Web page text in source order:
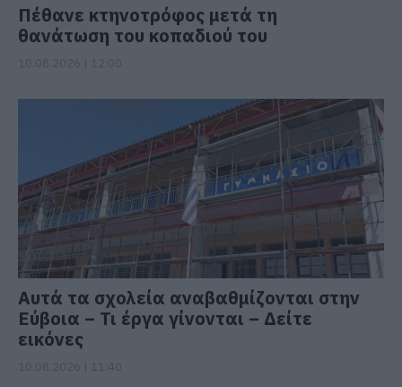
Πέθανε κτηνοτρόφος μετά τη
θανάτωση του κοπαδιού του
Αυτά τα σχολεία αναβαθμίζονται στην
Εύβοια – Τι έργα γίνονται – Δείτε
εικόνες